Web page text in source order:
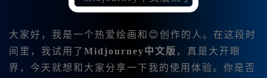
大家好，我是一个热爱绘画和😊创作的人。在这段时
间里，我试用了 Midjourney中文版 ，真是大开眼
界，今天就想和大家分享一下我的使用体验。你是否